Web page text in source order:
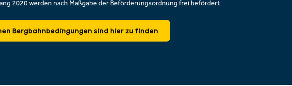
2020 werden nach Maßgabe der Beförderungsordnung frei befördert.
Bergbahnbedingungen sind hier zu finden